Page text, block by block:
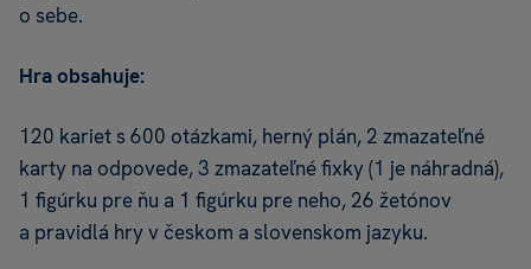
o sebe.
Hra obsahuje:
120 kariet s 600 otázkami, herný plán, 2 zmazateľné
karty na odpovede, 3 zmazateľné fixky (1 je náhradná),
1 figúrku pre ňu a 1 figúrku pre neho, 26 žetónov
a pravidlá hry v českom a slovenskom jazyku.